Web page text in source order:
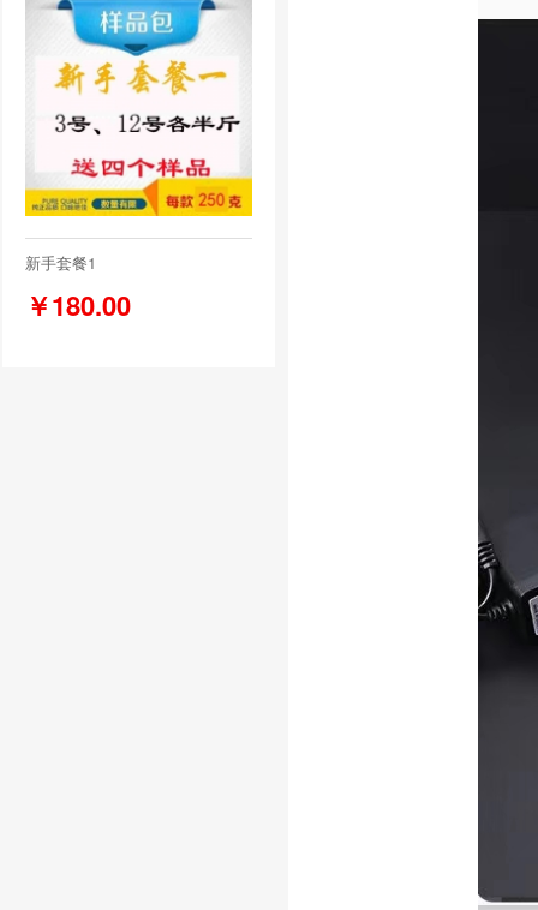
新手套餐1
￥180.00